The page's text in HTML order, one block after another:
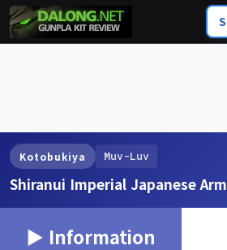
Kotobukiya Muv-Luv
Shiranui Imperial Japanese
▶ Information